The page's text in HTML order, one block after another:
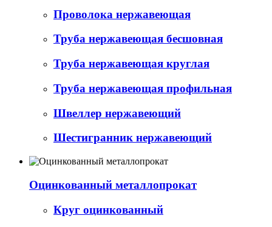
Проволока нержавеющая
Труба нержавеющая бесшовная
Труба нержавеющая круглая
Труба нержавеющая профильная
Швеллер нержавеющий
Шестигранник нержавеющий
Оцинкованный металлопрокат
Круг оцинкованный